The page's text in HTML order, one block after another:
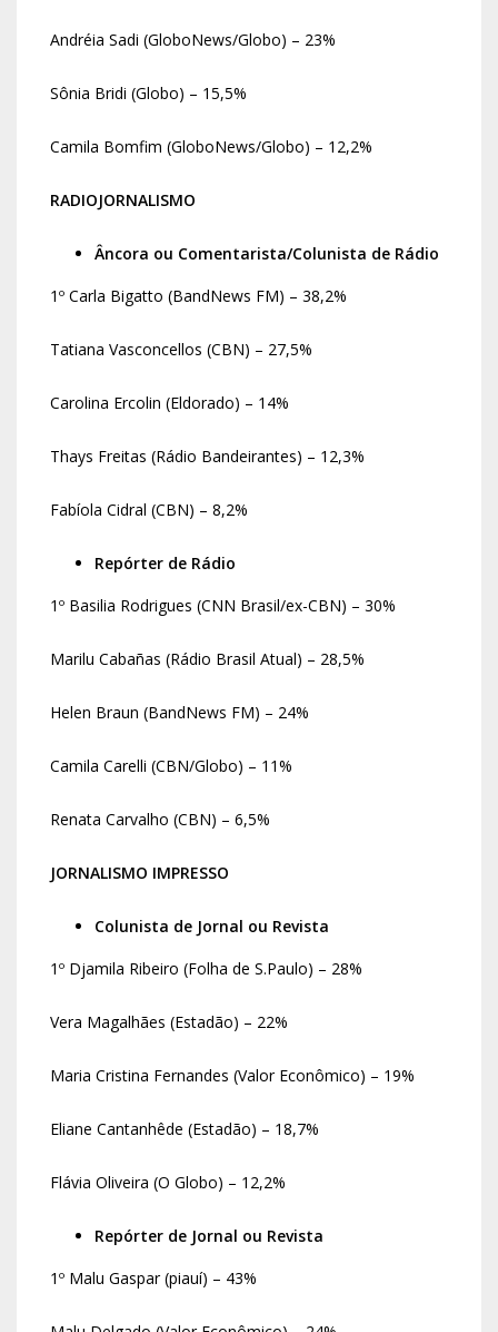
Andréia Sadi (GloboNews/Globo) – 23%
Sônia Bridi (Globo) – 15,5%
Camila Bomfim (GloboNews/Globo) – 12,2%
RADIOJORNALISMO
Âncora ou Comentarista/Colunista de Rádio
1º Carla Bigatto (BandNews FM) – 38,2%
Tatiana Vasconcellos (CBN) – 27,5%
Carolina Ercolin (Eldorado) – 14%
Thays Freitas (Rádio Bandeirantes) – 12,3%
Fabíola Cidral (CBN) – 8,2%
Repórter de Rádio
1º Basilia Rodrigues (CNN Brasil/ex-CBN) – 30%
Marilu Cabañas (Rádio Brasil Atual) – 28,5%
Helen Braun (BandNews FM) – 24%
Camila Carelli (CBN/Globo) – 11%
Renata Carvalho (CBN) – 6,5%
JORNALISMO IMPRESSO
Colunista de Jornal ou Revista
1º Djamila Ribeiro (Folha de S.Paulo) – 28%
Vera Magalhães (Estadão) – 22%
Maria Cristina Fernandes (Valor Econômico) – 19%
Eliane Cantanhêde (Estadão) – 18,7%
Flávia Oliveira (O Globo) – 12,2%
Repórter de Jornal ou Revista
1º Malu Gaspar (piauí) – 43%